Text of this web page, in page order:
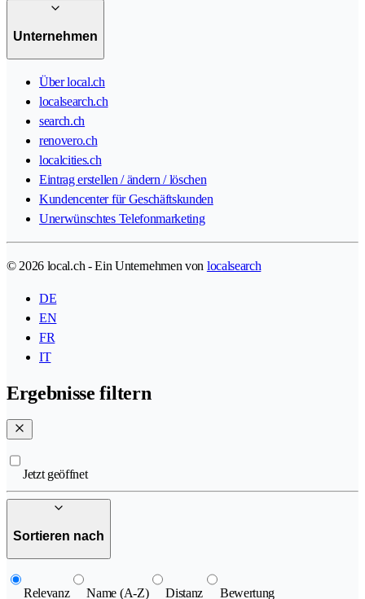
Unternehmen
Über local.ch
localsearch.ch
search.ch
renovero.ch
localcities.ch
Eintrag erstellen / ändern / löschen
Kundencenter für Geschäftskunden
Unerwünschtes Telefonmarketing
© 2026 local.ch - Ein Unternehmen von localsearch
DE
EN
FR
IT
Ergebnisse filtern
Jetzt geöffnet
Sortieren nach
Relevanz Name (A-Z) Distanz Bewertung